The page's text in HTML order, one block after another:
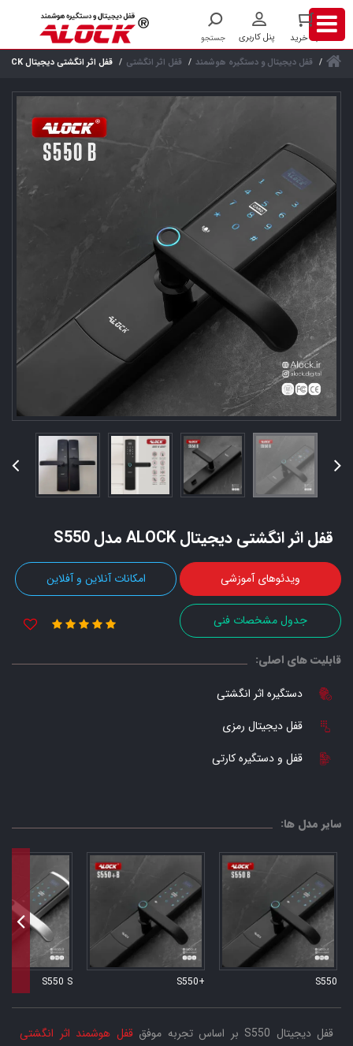
قفل دیجیتال و دستگیره هوشمند قفل اثر انگشتی قفل اثر انگشتی دیجیتال ALOCK مدل S550
قفل اثر انگشتی دیجیتال ALOCK مدل S550
ویدئوهای آموزشی امکانات آنلاین و آفلاین
جدول مشخصات فنی
قابلیت های اصلی:
دستگیره اثر انگشتی
قفل دیجیتال رمزی
قفل و دستگیره کارتی
سایر مدل ها:
S550
+S550
S550 S
قفل دیجیتال S550 بر اساس تجربه موفق
قفل هوشمند اثر انگشتی